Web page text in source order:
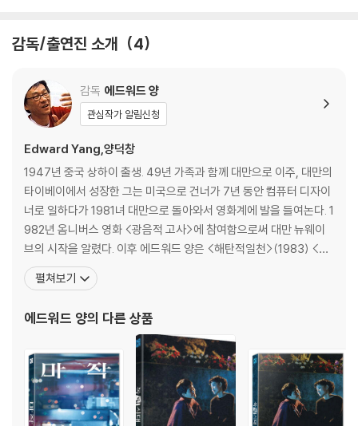
● 설정
※ 서플먼트 내용은 제작사의 사정상 변경, 추가 또는 삭제 될 수 있습니다.
감독/출연진 소개 4
감독 에드워드 양
관심작가 알림신청
Edward Yang,양덕창
1947년 중국 상하이 출생. 49년 가족과 함께 대만으로 이주, 대만의
타이베이에서 성장한 그는 미국으로 건너가 7년 동안 컴퓨터 디자이
너로 일하다가 1981녀 대만으로 돌아와서 영화계에 발을 들여논다. 1
982년 옴니버스 영화 <광음적 고사>에 참여함으로써 대만 뉴웨이
브의 시작을 알렸다. 이후 에드워드 양은 <해탄적일천>(1983) <타
이베이 스토리>(1985) <공포분자>(1986) <고령가 소년살인사건
>(1991) <독립시대>(1994) <마종>(1996) <하나 그리고 둘>(2
영화제 등을 휩쓴 그의
펼쳐보기
에드워드 양의 다른 상품